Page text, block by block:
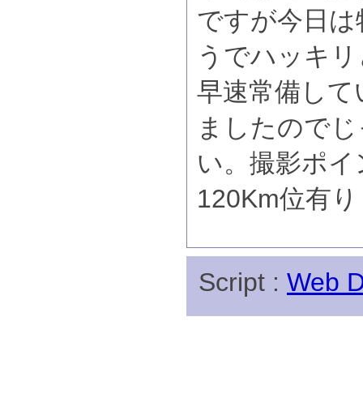
ですが今日
うでハッキ
早速常備し
ましたので
い。撮影ポ
120Km位有
Script : Web